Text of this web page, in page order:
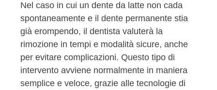
Nel caso in cui un dente da latte non cada
spontaneamente e il dente permanente stia
già erompendo, il dentista valuterà la
rimozione in tempi e modalità sicure, anche
per evitare complicazioni. Questo tipo di
intervento avviene normalmente in maniera
semplice e veloce, grazie alle tecnologie di